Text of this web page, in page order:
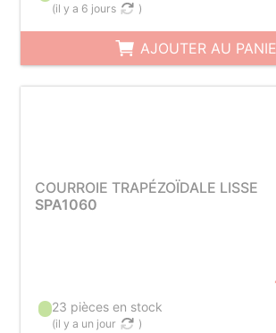
(il y a 6 jours )
AJOUTER AU
COURROIE TRAPÉZOÏDALE LISSE
SPA1060
23 pièces en stock
(il y a un jour )